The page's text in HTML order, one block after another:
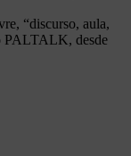
“discurso, aula,
PALTALK, desde